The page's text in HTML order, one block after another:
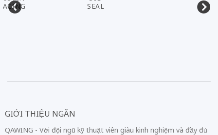
GIỚI THIỆU NGẮN
QAWING - Với đội ngũ kỹ thuật viên giàu kinh nghiệm và đầy đủ